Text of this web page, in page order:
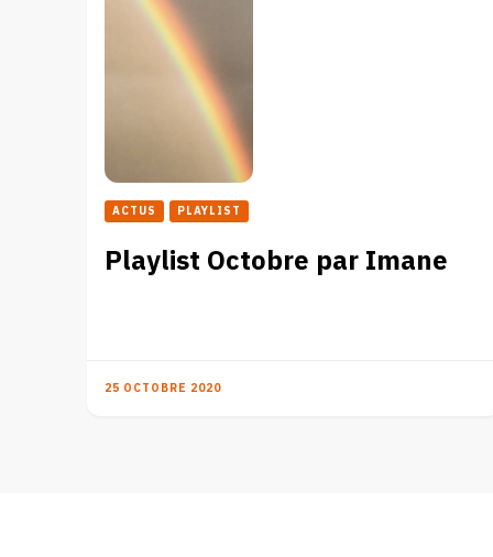
ACTUS PLAYLIST
Playlist Octobre par Imane
25 OCTOBRE 2020